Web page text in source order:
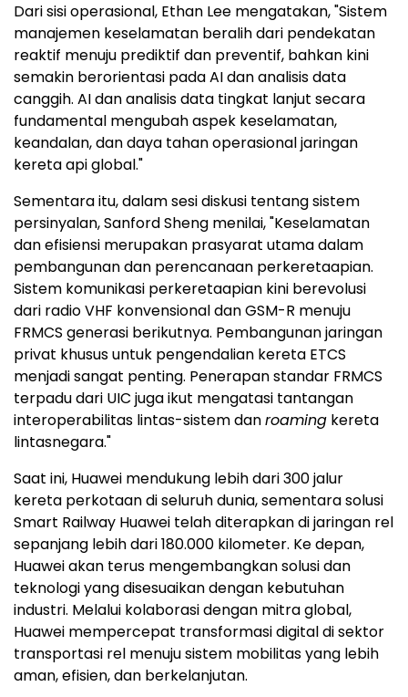
Dari sisi operasional, Ethan Lee mengatakan, "Sistem
manajemen keselamatan beralih dari pendekatan
reaktif menuju prediktif dan preventif, bahkan kini
semakin berorientasi pada AI dan analisis data
canggih. AI dan analisis data tingkat lanjut secara
fundamental mengubah aspek keselamatan,
keandalan, dan daya tahan operasional jaringan
kereta api global."
Sementara itu, dalam sesi diskusi tentang sistem
persinyalan, Sanford Sheng menilai, "Keselamatan
dan efisiensi merupakan prasyarat utama dalam
pembangunan dan perencanaan perkeretaapian.
Sistem komunikasi perkeretaapian kini berevolusi
dari radio VHF konvensional dan GSM-R menuju
FRMCS generasi berikutnya. Pembangunan jaringan
privat khusus untuk pengendalian kereta ETCS
menjadi sangat penting. Penerapan standar FRMCS
terpadu dari UIC juga ikut mengatasi tantangan
interoperabilitas lintas-sistem danroaming kereta
lintasnegara."
Saat ini, Huawei mendukung lebih dari 300 jalur
kereta perkotaan di seluruh dunia, sementara solusi
Smart Railway Huawei telah diterapkan di jaringan rel
sepanjang lebih dari 180.000 kilometer. Ke depan,
Huawei akan terus mengembangkan solusi dan
teknologi yang disesuaikan dengan kebutuhan
industri. Melalui kolaborasi dengan mitra global,
Huawei mempercepat transformasi digital di sektor
transportasi rel menuju sistem mobilitas yang lebih
aman, efisien, dan berkelanjutan.